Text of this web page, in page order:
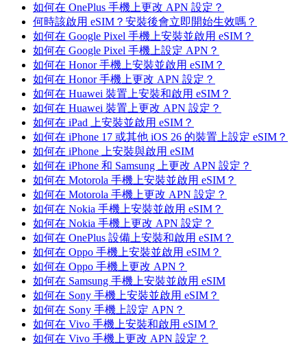
如何在 OnePlus 手機上更改 APN 設定？
何時該啟用 eSIM？安裝後會立即開始生效嗎？
如何在 Google Pixel 手機上安裝並啟用 eSIM？
如何在 Google Pixel 手機上設定 APN？
如何在 Honor 手機上安裝並啟用 eSIM？
如何在 Honor 手機上更改 APN 設定？
如何在 Huawei 裝置上安裝和啟用 eSIM？
如何在 Huawei 裝置上更改 APN 設定？
如何在 iPad 上安裝並啟用 eSIM？
如何在 iPhone 17 或其他 iOS 26 的裝置上設定 eSIM？
如何在 iPhone 上安裝與啟用 eSIM
如何在 iPhone 和 Samsung 上更改 APN 設定？
如何在 Motorola 手機上安裝並啟用 eSIM？
如何在 Motorola 手機上更改 APN 設定？
如何在 Nokia 手機上安裝並啟用 eSIM？
如何在 Nokia 手機上更改 APN 設定？
如何在 OnePlus 設備上安裝和啟用 eSIM？
如何在 Oppo 手機上安裝並啟用 eSIM？
如何在 Oppo 手機上更改 APN？
如何在 Samsung 手機上安裝並啟用 eSIM
如何在 Sony 手機上安裝並啟用 eSIM？
如何在 Sony 手機上設定 APN？
如何在 Vivo 手機上安裝和啟用 eSIM？
如何在 Vivo 手機上更改 APN 設定？